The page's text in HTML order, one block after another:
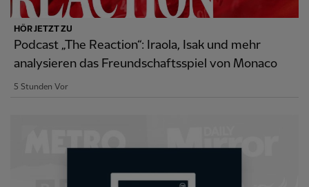
HÖR JETZT ZU
Podcast „The Reaction“: Iraola, Isak und mehr
analysieren das Freundschaftsspiel von Monaco
5 Stunden Vor